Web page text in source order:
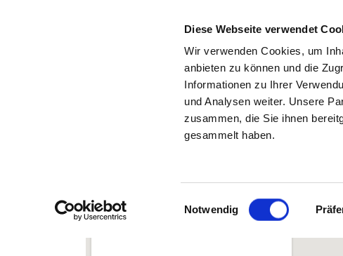
Diese Webseite verwendet
Wir verwenden Cookies, um
anbieten zu können und die
Informationen zu Ihrer
und Analysen weiter. Unsere
zusammen, die Sie ihnen
gesammelt haben.
Einwilligungsauswahl
Notwendig
Zurück zu den Suchergebnissen
VITOS KINDER- UND
TAGESKLINIK LIMBURG